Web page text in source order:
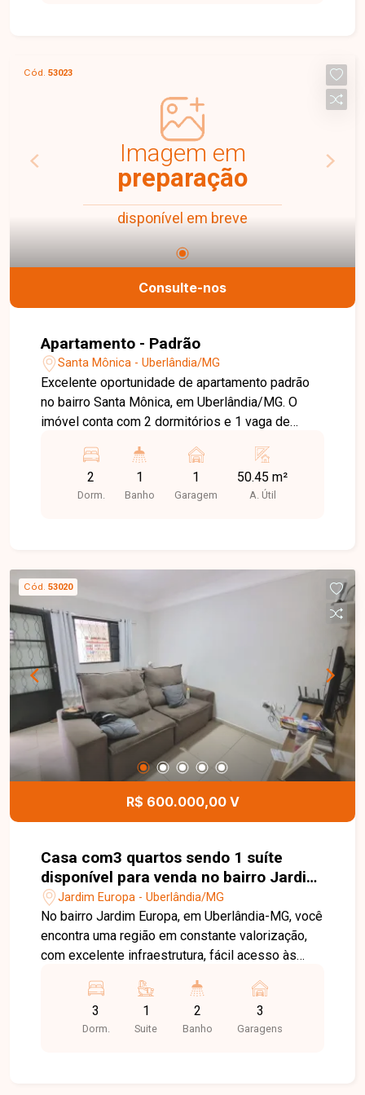
Proprietário estuda negociação para realização
de reforma, possibilitando adequações conforme
a necessidade do futuro locatário. Entre em
contato para mais informações e agende uma
visita para conhecer esta excelente oportunidade
Cód. 53023
Imagem em
preparação
disponível em breve
Consulte-nos
Apartamento - Padrão
Santa Mônica - Uberlândia/MG
Excelente oportunidade de apartamento padrão
no bairro Santa Mônica, em Uberlândia/MG. O
imóvel conta com 2 dormitórios e 1 vaga de
sua família. Com uma área útil de 50,45 m², o
apartamento é ideal para quem busca um lar
aconchegante e bem localizado. Não perca a
2
Dorm.
1
Banho
1
Garagem
50.45 m²
A. Útil
Cód. 53020
R$ 600.000,00 V
Casa com3 quartos sendo 1 suíte
disponível para venda no bairro Jardim
Europa em Uberlândia-MG
Jardim Europa - Uberlândia/MG
No bairro Jardim Europa, em Uberlândia-MG, você
encontra uma região em constante valorização,
com excelente infraestrutura, fácil acesso às
supermercados, escolas, farmácias e diversos
comércios, oferecendo praticidade e qualidade
de vida. Casa disponível para venda em
3
Dorm.
1
Suite
2
Banho
3
Garagens